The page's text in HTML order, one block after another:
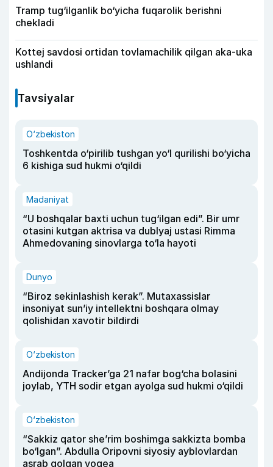
Tramp tug‘ilganlik bo‘yicha fuqarolik berishni
chekladi
Kottej savdosi ortidan tovlamachilik qilgan aka-uka
ushlandi
Tavsiyalar
O‘zbekiston
Toshkentda o‘pirilib tushgan yo‘l qurilishi bo‘yicha
6 kishiga sud hukmi o‘qildi
Madaniyat
“U boshqalar baxti uchun tug‘ilgan edi”. Bir umr
otasini kutgan aktrisa va dublyaj ustasi Rimma
Ahmedovaning sinovlarga to‘la hayoti
Dunyo
“Biroz sekinlashish kerak”. Mutaxassislar
insoniyat sun’iy intellektni boshqara olmay
qolishidan xavotir bildirdi
O‘zbekiston
Andijonda Tracker’ga 21 nafar bog‘cha bolasini
joylab, YTH sodir etgan ayolga sud hukmi o‘qildi
O‘zbekiston
“Sakkiz qator she’rim boshimga sakkizta bomba
bo‘lgan”. Abdulla Oripovni siyosiy ayblovlardan
asrab qolgan voqea